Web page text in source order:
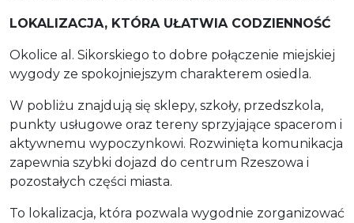
LOKALIZACJA, KTÓRA UŁATWIA CODZIENNOŚĆ
Okolice al. Sikorskiego to dobre połączenie miejskiej
wygody ze spokojniejszym charakterem osiedla.
W pobliżu znajdują się sklepy, szkoły, przedszkola,
punkty usługowe oraz tereny sprzyjające spacerom i
aktywnemu wypoczynkowi. Rozwinięta komunikacja
zapewnia szybki dojazd do centrum Rzeszowa i
pozostałych części miasta.
To lokalizacja, która pozwala wygodnie zorganizować